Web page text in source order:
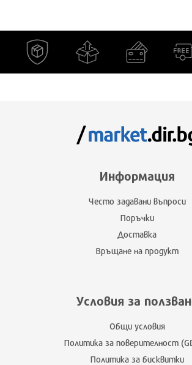
Информация
Често задавани въпроси
Поръчки
Доставка
Връщане на продукт
Условия за
Общи условия
Политика за поверителност
Политика за бисквитки